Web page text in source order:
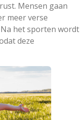
. Mensen gaan
meer verse
het sporten wordt
deze